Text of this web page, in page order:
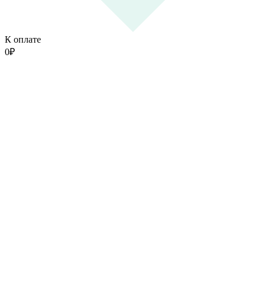
К оплате
0₽